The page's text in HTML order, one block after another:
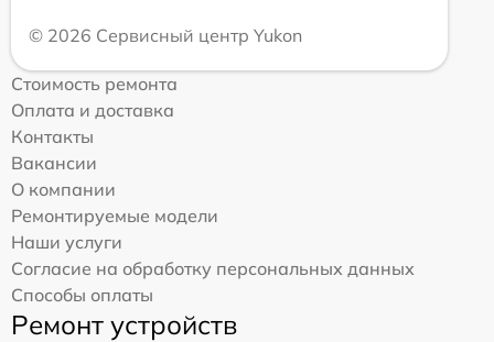
© 2026 Сервисный центр Yukon
Стоимость ремонта
Оплата и доставка
Контакты
Вакансии
О компании
Ремонтируемые модели
Наши услуги
Согласие на обработку персональных данных
Способы оплаты
Ремонт устройств